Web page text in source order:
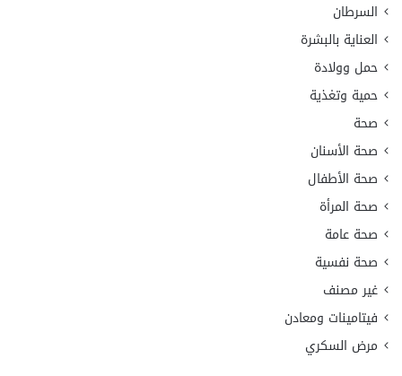
السرطان
العناية بالبشرة
حمل وولادة
حمية وتغذية
صحة
صحة الأسنان
صحة الأطفال
صحة المرأة
صحة عامة
صحة نفسية
غير مصنف
فيتامينات ومعادن
مرض السكري